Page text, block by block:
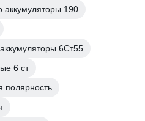
аккумуляторы 190
6Ст55
6 ст
полярность